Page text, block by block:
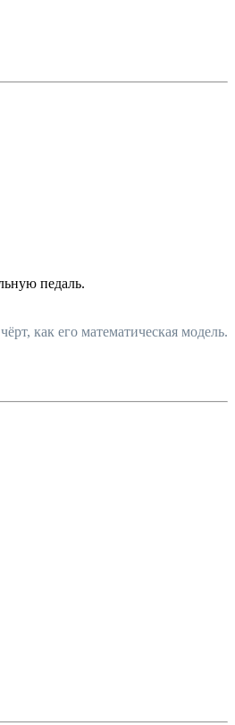
педаль.
как его математическая модель.